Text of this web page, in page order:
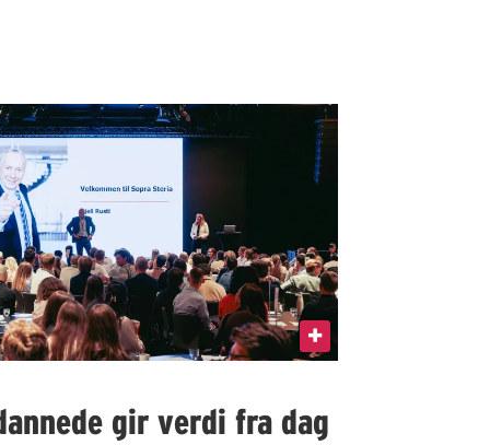
gir verdi fra dag